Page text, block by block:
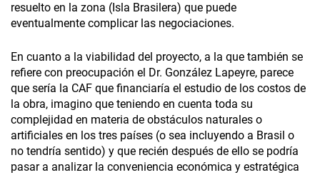
resuelto en la zona (Isla Brasilera) que puede
eventualmente complicar las negociaciones.
En cuanto a la viabilidad del proyecto, a la que también se
refiere con preocupación el Dr. González Lapeyre, parece
que sería la CAF que financiaría el estudio de los costos de
la obra, imagino que teniendo en cuenta toda su
complejidad en materia de obstáculos naturales o
artificiales en los tres países (o sea incluyendo a Brasil o
no tendría sentido) y que recién después de ello se podría
pasar a analizar la conveniencia económica y estratégica